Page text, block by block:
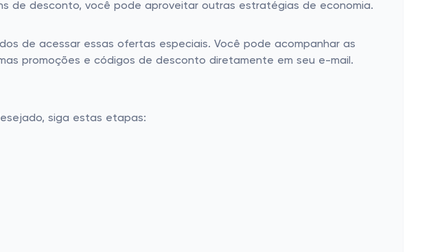
de desconto, você pode aproveitar outras estratégias de economia.
de acessar essas ofertas especiais. Você pode acompanhar as
promoções e códigos de desconto diretamente em seu e-mail.
siga estas etapas: